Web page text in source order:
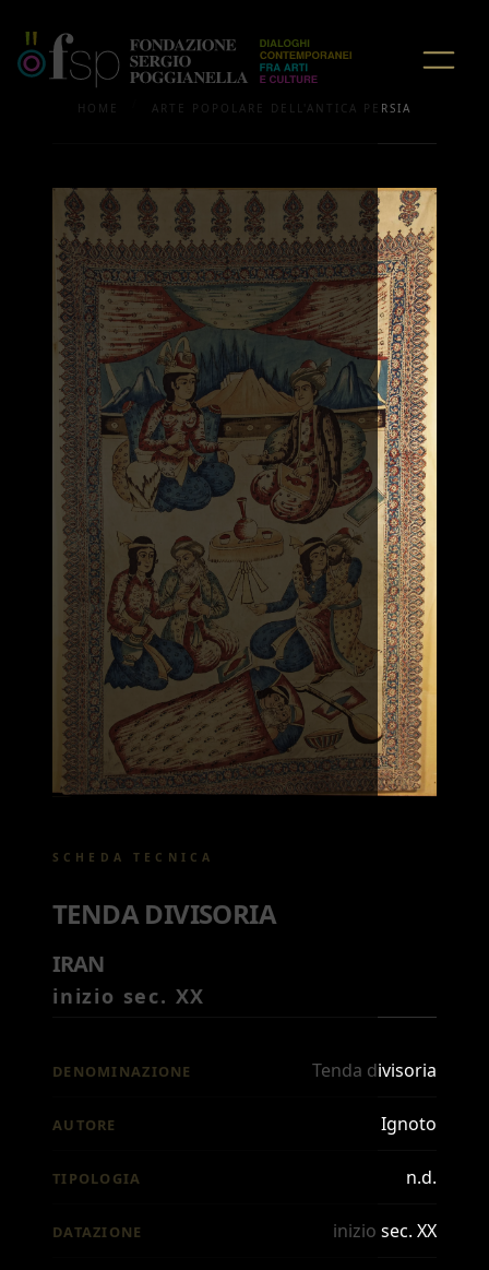
HOME ARTE POPOLARE DELL'ANTICA PERSIA
SCHEDA TECNICA
TENDA DIVISORIA
IRAN
inizio sec. XX
DENOMINAZIONE Tenda divisoria
AUTORE Ignoto
TIPOLOGIA n.d.
DATAZIONE inizio sec. XX